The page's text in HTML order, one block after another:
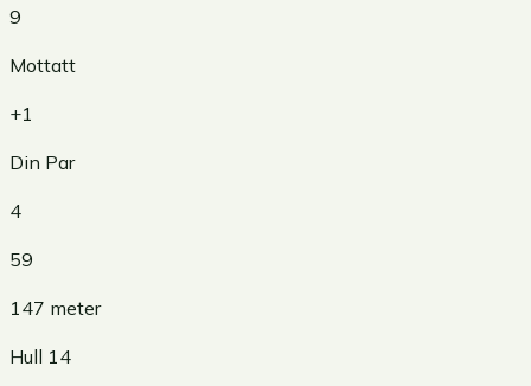
9
Mottatt
+1
Din Par
4
59
147 meter
Hull 14